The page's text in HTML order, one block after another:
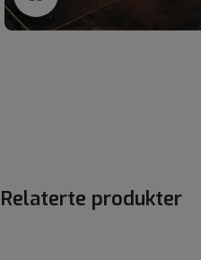
Relaterte produkter